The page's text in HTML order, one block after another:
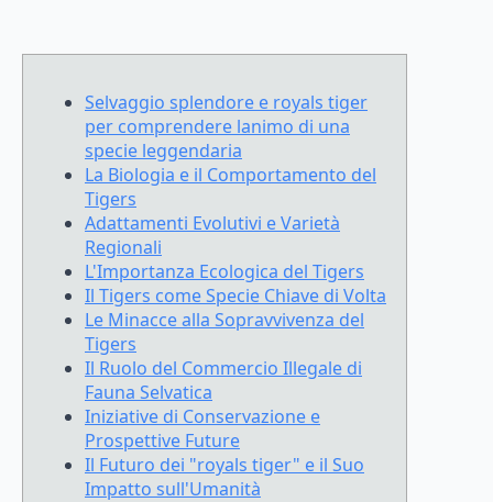
Selvaggio splendore e royals tiger
per comprendere lanimo di una
specie leggendaria
La Biologia e il Comportamento del
Tigers
Adattamenti Evolutivi e Varietà
Regionali
L'Importanza Ecologica del Tigers
Il Tigers come Specie Chiave di Volta
Le Minacce alla Sopravvivenza del
Tigers
Il Ruolo del Commercio Illegale di
Fauna Selvatica
Iniziative di Conservazione e
Prospettive Future
Il Futuro dei "royals tiger" e il Suo
Impatto sull'Umanità